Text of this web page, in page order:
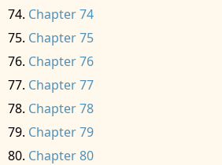
Chapter 74
Chapter 75
Chapter 76
Chapter 77
Chapter 78
Chapter 79
Chapter 80